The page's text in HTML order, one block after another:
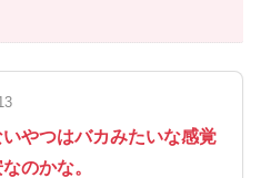
やつはバカみたいな感覚
のかな。